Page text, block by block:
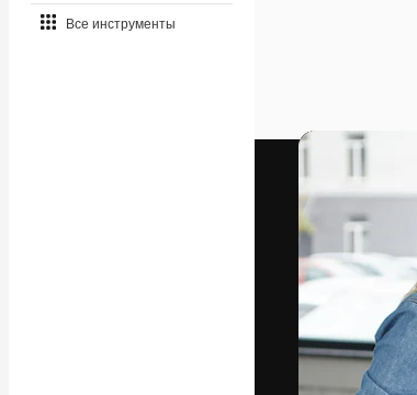
Все инструменты
Видео
Видеоролик
Моушн-дизайн
Видеошаблоны
Иконки
3D-модели
Шрифты